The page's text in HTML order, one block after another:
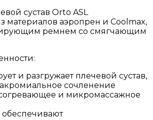
сустав Orto ASL
материалов аэропрен и Coolmax,
ремнем со смягчающим
и разгружает плечевой сустав,
сочленение
и микромассажное